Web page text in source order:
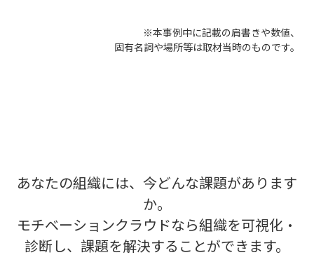
※本事例中に記載の肩書きや数値、
固有名詞や場所等は取材当時のものです。
あなたの組織には、今どんな課題があります
か。
モチベーションクラウドなら組織を可視化・
診断し、課題を解決することができます。